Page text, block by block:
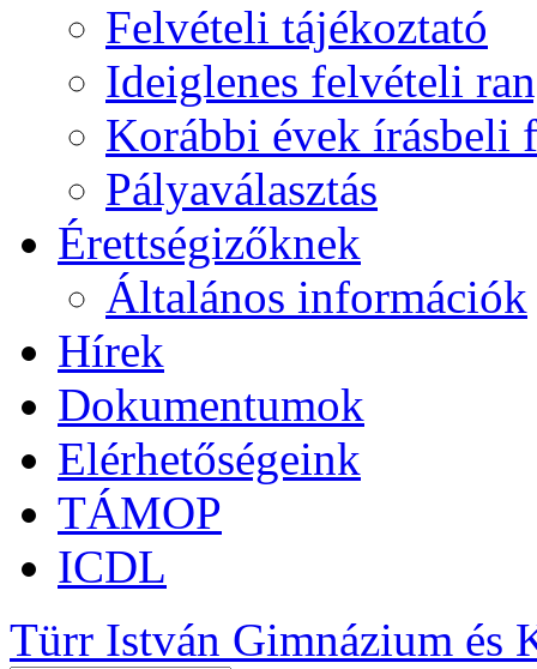
Felvételi tájékoztató
Ideiglenes felvételi
Korábbi évek írásbeli
Pályaválasztás
Érettségizőknek
Általános információk
Hírek
Dokumentumok
Elérhetőségeink
TÁMOP
ICDL
Türr István Gimnázium és